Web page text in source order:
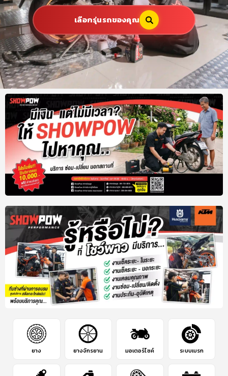
เลือกรุ่นรถของคุณ
ยาง ยางจักรยาน มอเตอร์ไซค์ ระบบเบรก